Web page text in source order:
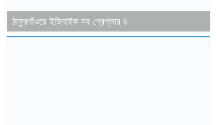
ঠাকুরগাঁওয়ে ইজিবাইক সহ গ্রেপ্তার ৪